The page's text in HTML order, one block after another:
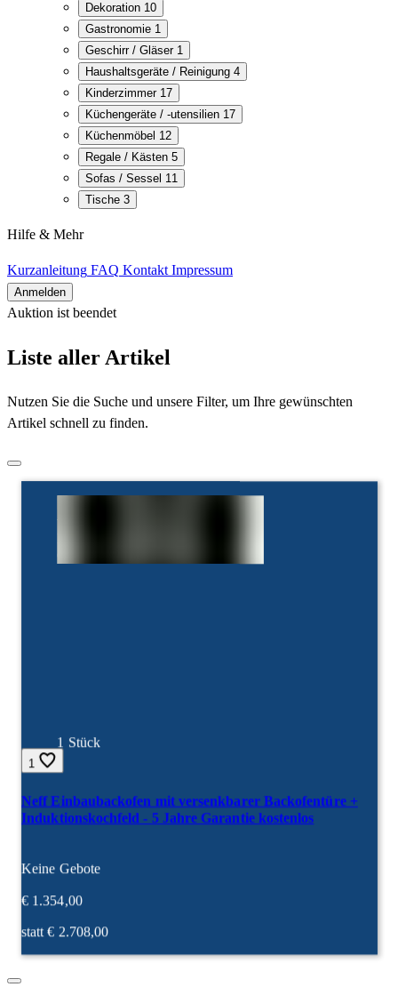
Dekoration 10
Gastronomie 1
Geschirr / Gläser 1
Haushaltsgeräte / Reinigung 4
Kinderzimmer 17
Küchengeräte / -utensilien 17
Küchenmöbel 12
Regale / Kästen 5
Sofas / Sessel 11
Tische 3
Hilfe & Mehr
Kurzanleitung FAQ Kontakt Impressum
Anmelden
Auktion ist beendet
Alle Artikel
Liste aller Artikel
Nutzen Sie die Suche und unsere Filter, um Ihre gewünschten
Artikel schnell zu finden.
Neff Einbaubackofen mit versenkbarer Backofentüre +
Induktionskochfeld - 5 Jahre Garantie kostenlos
1 Stück
1
Gebote:
Keine Gebote
Aktueller Preis:
€ 1.354,00
Ursprünglicher Preis:
statt € 2.708,00